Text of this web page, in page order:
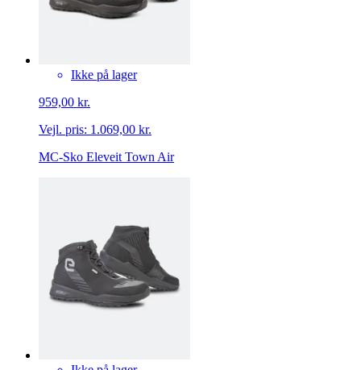
Ikke på lager
959,00 kr.
Vejl. pris: 1.069,00 kr.
MC-Sko Eleveit Town Air